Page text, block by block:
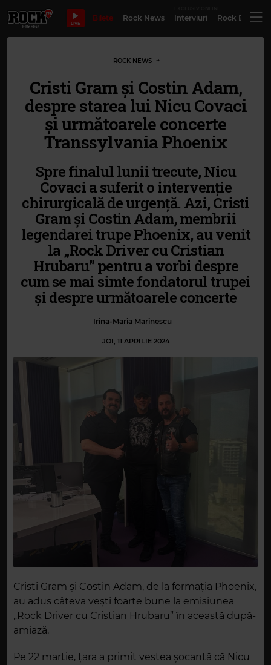
LIVE
Bilete Rock News Interviuri Rock
ROCK NEWS
Cristi Gram și Costin Adam,
despre starea lui Nicu Covaci
și următoarele concerte
Transsylvania Phoenix
Spre finalul lunii trecute, Nicu
Covaci a suferit o intervenție
chirurgicală de urgență. Azi, Cristi
Gram și Costin Adam, membrii
legendarei trupe Phoenix, au venit
la „Rock Driver cu Cristian
Hrubaru” pentru a vorbi despre
cum se mai simte fondatorul trupei
și despre următoarele concerte
Irina-Maria Marinescu
JOI, 11 APRILIE 2024
Cristi Gram și Costin Adam, de la formația Phoenix,
au adus câteva vești foarte bune la emisiunea
„Rock Driver cu Cristian Hrubaru” în această după-
amiază.
Pe 22 martie, țara a primit vestea șocantă că Nicu